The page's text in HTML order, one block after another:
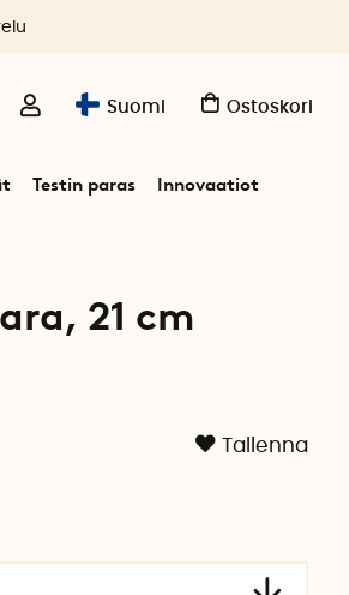
Suomi Ostoskori
Testin paras Innovaatiot
21 cm
Tallenna